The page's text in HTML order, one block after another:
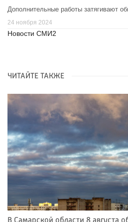
Дополнительные работы затягивают
24 ноября 2024
Новости СМИ2
ЧИТАЙТЕ ТАКЖЕ